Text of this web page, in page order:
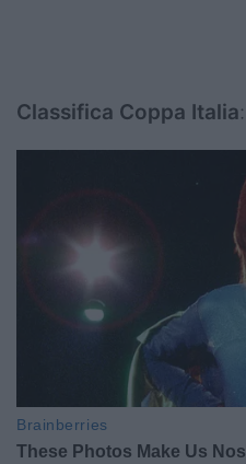
Classifica Coppa Italia: